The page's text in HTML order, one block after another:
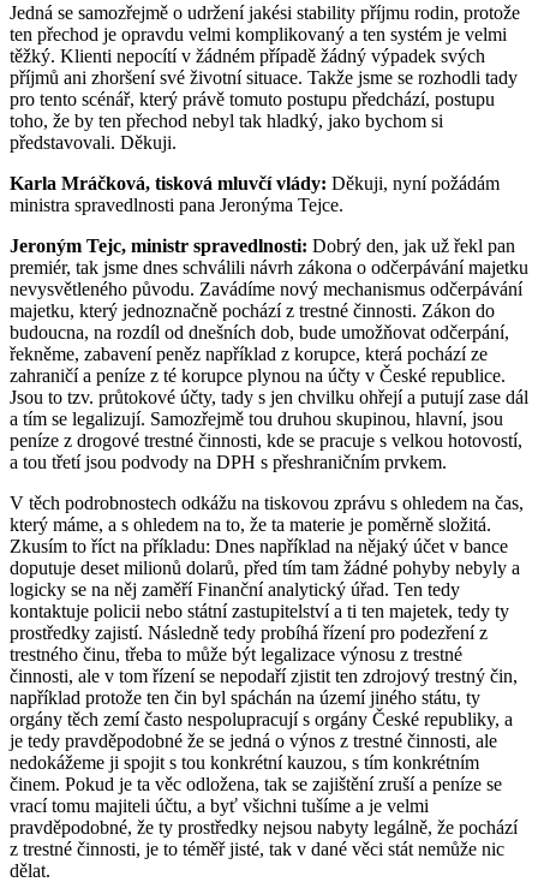
Jedná se samozřejmě o udržení jakési stability příjmu rodin, protože
ten přechod je opravdu velmi komplikovaný a ten systém je velmi
těžký. Klienti nepocítí v žádném případě žádný výpadek svých
příjmů ani zhoršení své životní situace. Takže jsme se rozhodli tady
pro tento scénář, který právě tomuto postupu předchází, postupu
toho, že by ten přechod nebyl tak hladký, jako bychom si
představovali. Děkuji.
Karla Mráčková, tisková mluvčí vlády: Děkuji, nyní požádám
ministra spravedlnosti pana Jeronýma Tejce.
Jeroným Tejc, ministr spravedlnosti: Dobrý den, jak už řekl pan
premiér, tak jsme dnes schválili návrh zákona o odčerpávání majetku
nevysvětleného původu. Zavádíme nový mechanismus odčerpávání
majetku, který jednoznačně pochází z trestné činnosti. Zákon do
budoucna, na rozdíl od dnešních dob, bude umožňovat odčerpání,
řekněme, zabavení peněz například z korupce, která pochází ze
zahraničí a peníze z té korupce plynou na účty v České republice.
Jsou to tzv. průtokové účty, tady s jen chvilku ohřejí a putují zase dál
a tím se legalizují. Samozřejmě tou druhou skupinou, hlavní, jsou
peníze z drogové trestné činnosti, kde se pracuje s velkou hotovostí,
a tou třetí jsou podvody na DPH s přeshraničním prvkem.
V těch podrobnostech odkážu na tiskovou zprávu s ohledem na čas,
který máme, a s ohledem na to, že ta materie je poměrně složitá.
Zkusím to říct na příkladu: Dnes například na nějaký účet v bance
doputuje deset milionů dolarů, před tím tam žádné pohyby nebyly a
logicky se na něj zaměří Finanční analytický úřad. Ten tedy
kontaktuje policii nebo státní zastupitelství a ti ten majetek, tedy ty
prostředky zajistí. Následně tedy probíhá řízení pro podezření z
trestného činu, třeba to může být legalizace výnosu z trestné
činnosti, ale v tom řízení se nepodaří zjistit ten zdrojový trestný čin,
například protože ten čin byl spáchán na území jiného státu, ty
orgány těch zemí často nespolupracují s orgány České republiky, a
je tedy pravděpodobné že se jedná o výnos z trestné činnosti, ale
nedokážeme ji spojit s tou konkrétní kauzou, s tím konkrétním
činem. Pokud je ta věc odložena, tak se zajištění zruší a peníze se
vrací tomu majiteli účtu, a byť všichni tušíme a je velmi
pravděpodobné, že ty prostředky nejsou nabyty legálně, že pochází
z trestné činnosti, je to téměř jisté, tak v dané věci stát nemůže nic
dělat.